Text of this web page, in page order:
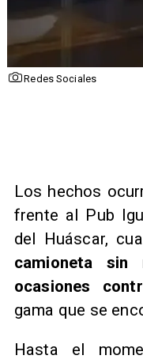
Redes Sociales
Los hechos
frente al Pub
del Huáscar,
camioneta sin
ocasiones
gama que se
Hasta el